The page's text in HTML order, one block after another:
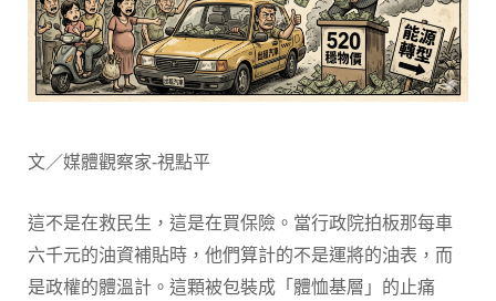
文／媒體觀察家-視點平
這不是在救民生，這是在買保險。當行政院拍板那每車
六千元的油資補貼時，他們算計的不是運將的油表，而
是政權的體溫計。這顆被包裝成「體恤基層」的止痛